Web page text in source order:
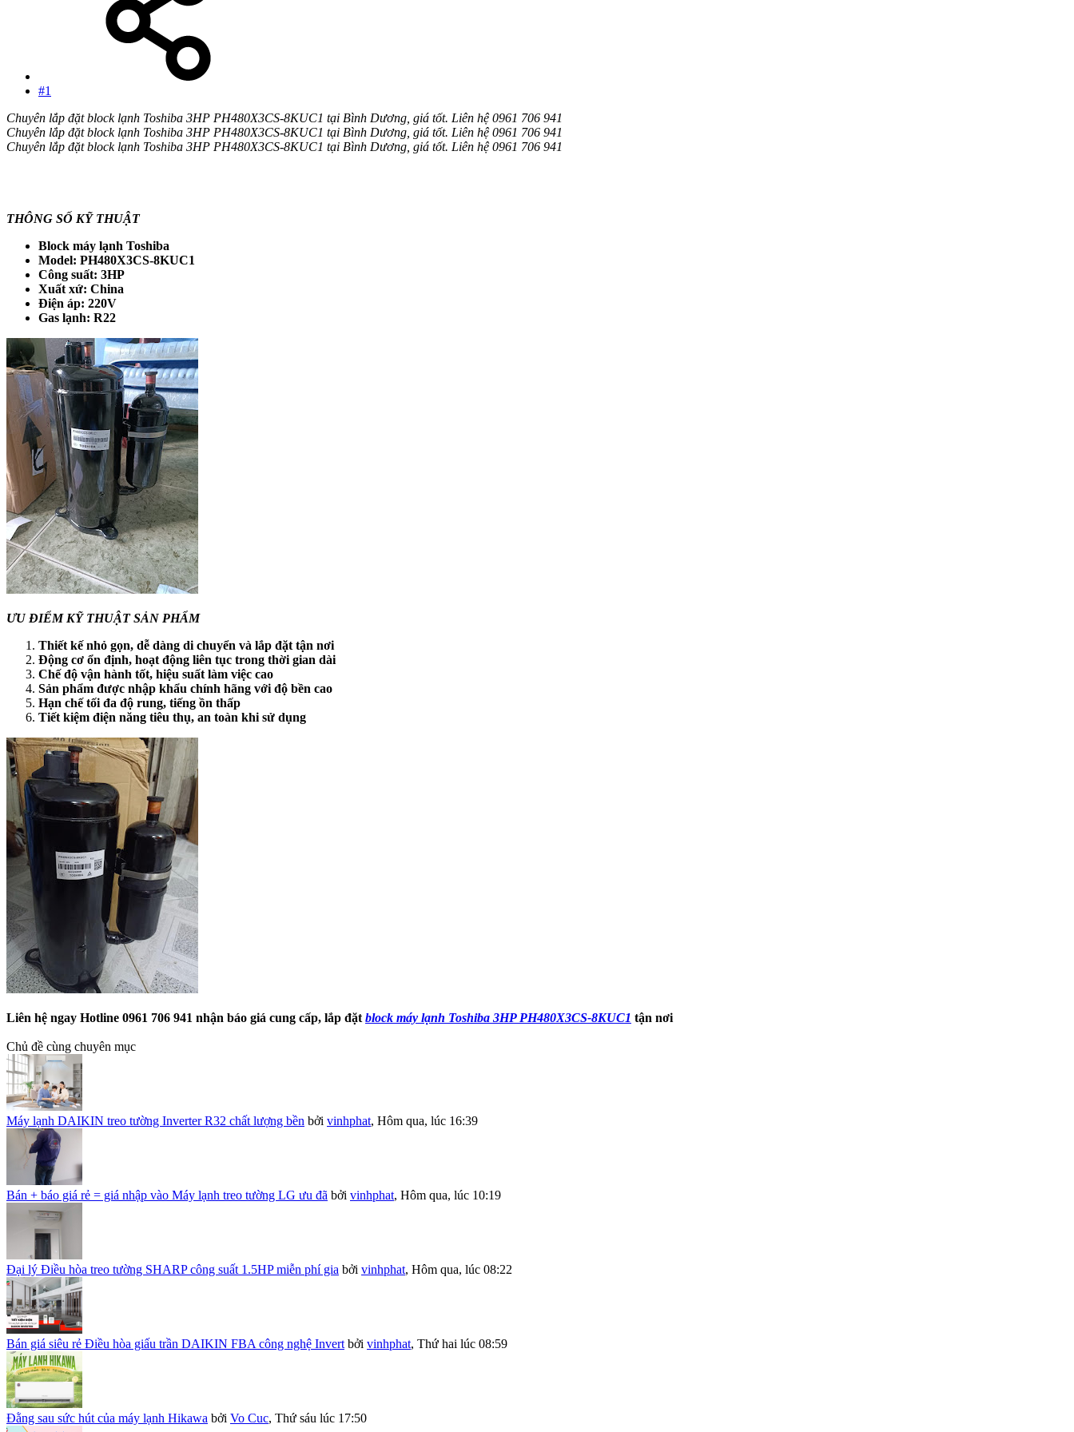
#1
Chuyên lắp đặt block lạnh Toshiba 3HP PH480X3CS-8KUC1 tại Bình Dương, giá tốt. Liên hệ 0961 706 941
Chuyên lắp đặt block lạnh Toshiba 3HP PH480X3CS-8KUC1 tại Bình Dương, giá tốt. Liên hệ 0961 706 941
Chuyên lắp đặt block lạnh Toshiba 3HP PH480X3CS-8KUC1 tại Bình Dương, giá tốt. Liên hệ 0961 706 941
THÔNG SỐ KỸ THUẬT
Block máy lạnh Toshiba
Model: PH480X3CS-8KUC1
Công suất: 3HP
Xuất xứ: China
Điện áp: 220V
Gas lạnh: R22
ƯU ĐIỂM KỸ THUẬT SẢN PHẨM
Thiết kế nhỏ gọn, dễ dàng di chuyển và lắp đặt tận nơi
Động cơ ổn định, hoạt động liên tục trong thời gian dài
Chế độ vận hành tốt, hiệu suất làm việc cao
Sản phẩm được nhập khẩu chính hãng với độ bền cao
Hạn chế tối đa độ rung, tiếng ồn thấp
Tiết kiệm điện năng tiêu thụ, an toàn khi sử dụng
Liên hệ ngay Hotline 0961 706 941 nhận báo giá cung cấp, lắp đặt block máy lạnh Toshiba 3HP PH480X3CS-8KUC1 tận nơi
Chủ đề cùng chuyên mục
Máy lạnh DAIKIN treo tường Inverter R32 chất lượng bền bởi vinhphat, Hôm qua, lúc 16:39
Bán + báo giá rẻ = giá nhập vào Máy lạnh treo tường LG ưu đã bởi vinhphat, Hôm qua, lúc 10:19
Đại lý Điều hòa treo tường SHARP công suất 1.5HP miễn phí gia bởi vinhphat, Hôm qua, lúc 08:22
Bán giá siêu rẻ Điều hòa giấu trần DAIKIN FBA công nghệ Invert bởi vinhphat, Thứ hai lúc 08:59
Đằng sau sức hút của máy lạnh Hikawa bởi Vo Cuc, Thứ sáu lúc 17:50